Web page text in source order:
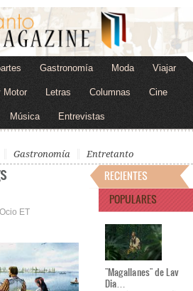
Gastronomía Moda Viajar
Motor Letras Columnas Cine
Música Entrevistas
Gastronomía Entretanto
Ocio ET
RECIENTES
POPULARES
"Magallanes" de Lav
Dia…